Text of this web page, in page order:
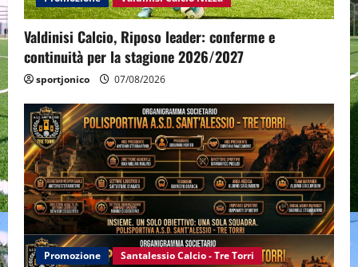
Valdinisi Calcio, Riposo leader: conferme e
continuità per la stagione 2026/2027
sportjonico 07/08/2026
Promozione Santalessio Calcio - Tre Torri